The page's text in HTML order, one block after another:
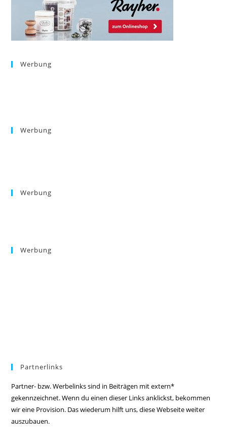
Werbung
Werbung
Werbung
Werbung
Partnerlinks
Partner- bzw. Werbelinks sind in Beiträgen mit extern*
gekennzeichnet. Wenn du einen dieser Links anklickst, bekommen
wir eine Provision. Das wiederum hilft uns, diese Webseite weiter
auszubauen.